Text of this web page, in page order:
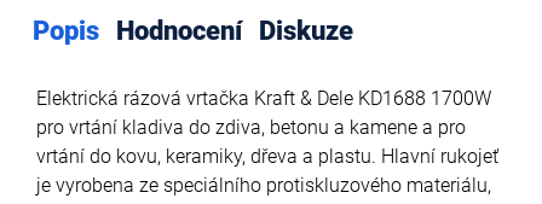
Popis Hodnocení Diskuze
Elektrická rázová vrtačka Kraft & Dele KD1688 1700W
pro vrtání kladiva do zdiva, betonu a kamene a pro
vrtání do kovu, keramiky, dřeva a plastu. Hlavní rukojeť
je vyrobena ze speciálního protiskluzového materiálu,